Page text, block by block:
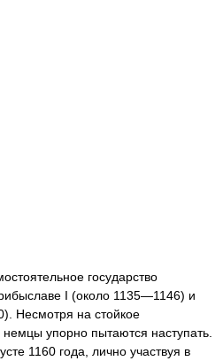
государство
I (около 1135—1146) и
Несмотря на стойкое
упорно пытаются наступать.
1160 года, лично участвуя в